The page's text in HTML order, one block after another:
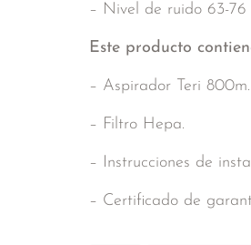
– Nivel de ruido 63-76
Este producto
– Aspirador Teri 800m.
– Filtro Hepa.
– Instrucciones de
– Certificado de